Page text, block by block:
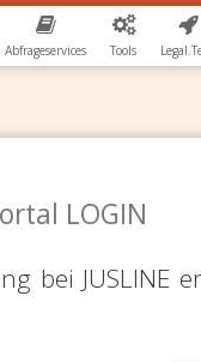
Abfrageservices Tools
LOGIN
bei JUSLINE